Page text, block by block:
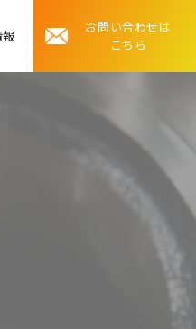
お問い合わせは
こちら